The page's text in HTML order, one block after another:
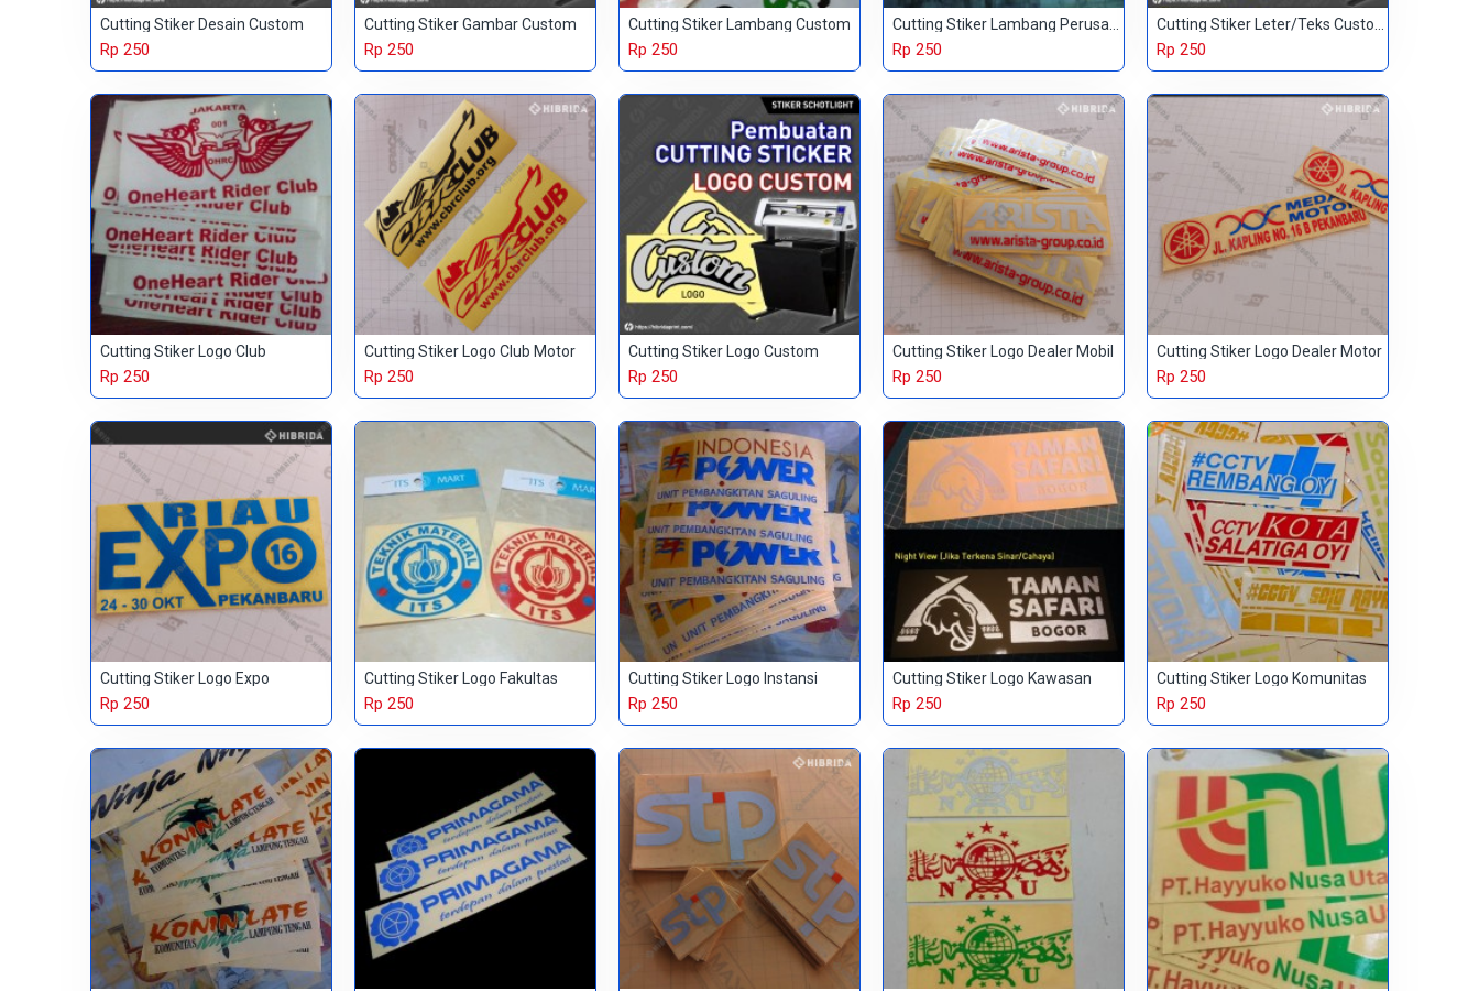
Cutting Stiker Desain Custom
Rp 250
Cutting Stiker Gambar Custom
Rp 250
Cutting Stiker Lambang Custom
Rp 250 Rp 250 Rp 250
Cutting Stiker Logo Club
Rp 250
Cutting Stiker Logo Club Motor
Rp 250
Cutting Stiker Logo Custom
Rp 250
Cutting Stiker Logo Dealer Mobil
Rp 250
Cutting Stiker Logo Dealer Motor
Rp 250
Cutting Stiker Logo Expo
Rp 250
Cutting Stiker Logo Fakultas
Rp 250
Cutting Stiker Logo Instansi
Rp 250
Cutting Stiker Logo Kawasan
Rp 250
Cutting Stiker Logo Komunitas
Rp 250